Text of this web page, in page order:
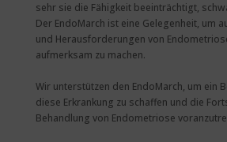
sehr sie die Fähigkeit beeinträchtigt,
Der EndoMarch ist eine Gelegenheit, um
und Herausforderungen von
aufmerksam zu machen.
Wir unterstützen den EndoMarch, um ein
diese Erkrankung zu schaffen und die
Behandlung von Endometriose